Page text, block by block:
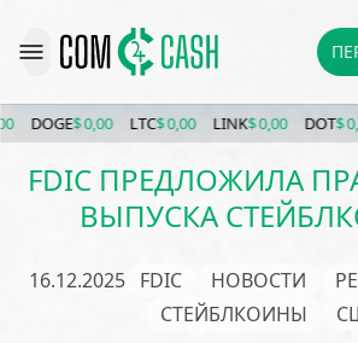
DOGE$ 0,00 LTC $ 0,00 LINK$ 0,00 DOT$ 0,00
FDIC ПРЕДЛОЖИЛА
ВЫПУСКА
16.12.2025 FDIC НОВОСТИ
СТЕЙБЛКОИНЫ